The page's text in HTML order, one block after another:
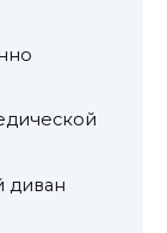
диван